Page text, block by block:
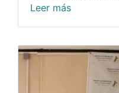
Leer más